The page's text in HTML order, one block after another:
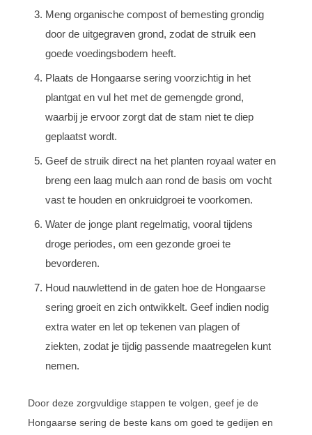
Meng organische compost of bemesting grondig
door de uitgegraven grond, zodat de struik een
goede voedingsbodem heeft.
Plaats de Hongaarse sering voorzichtig in het
plantgat en vul het met de gemengde grond,
waarbij je ervoor zorgt dat de stam niet te diep
geplaatst wordt.
Geef de struik direct na het planten royaal water en
breng een laag mulch aan rond de basis om vocht
vast te houden en onkruidgroei te voorkomen.
Water de jonge plant regelmatig, vooral tijdens
droge periodes, om een gezonde groei te
bevorderen.
Houd nauwlettend in de gaten hoe de Hongaarse
sering groeit en zich ontwikkelt. Geef indien nodig
extra water en let op tekenen van plagen of
ziekten, zodat je tijdig passende maatregelen kunt
nemen.
Door deze zorgvuldige stappen te volgen, geef je de
Hongaarse sering de beste kans om goed te gedijen en